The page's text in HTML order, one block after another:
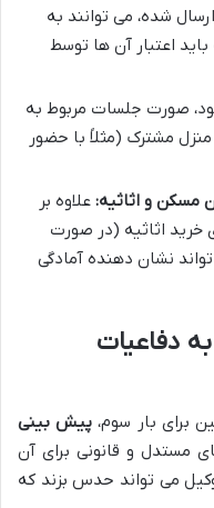
شده، می توانند به
باید اعتبار آن ها توسط
صورت جلسات مربوط به
مشترک (مثلاً با حضور
مسکن و اثاثیه: علاوه بر
خرید اثاثیه (در صورت
نشان دهنده آمادگی
دفاعیات
برای بار سوم، پیش بینی
مستدل و قانونی برای آن
می تواند حدس بزند که